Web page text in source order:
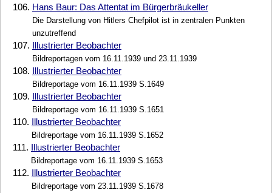
106. Hans Baur: Das Attentat im Bürgerbräukeller
Die Darstellung von Hitlers Chefpilot ist in zentralen Punkten
unzutreffend
107. Illustrierter Beobachter
Bildreportagen vom 16.11.1939 und 23.11.1939
108. Illustrierter Beobachter
Bildreportage vom 16.11.1939 S.1649
109. Illustrierter Beobachter
Bildreportage vom 16.11.1939 S.1651
110. Illustrierter Beobachter
Bildreportage vom 16.11.1939 S.1652
111. Illustrierter Beobachter
Bildreportage vom 16.11.1939 S.1653
112. Illustrierter Beobachter
Bildreportage vom 23.11.1939 S.1678